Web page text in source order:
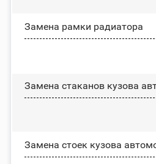
Замена рамки радиатора
Замена стаканов кузова
Замена стоек кузова